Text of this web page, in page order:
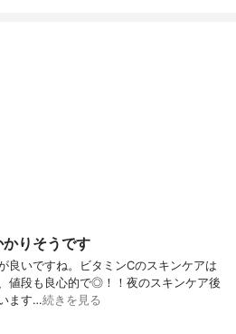
りそうです
良いですね。ビタミンCのスキンケアは
値段も良心的で◎！！夜のスキンケア後
ます…続きを見る